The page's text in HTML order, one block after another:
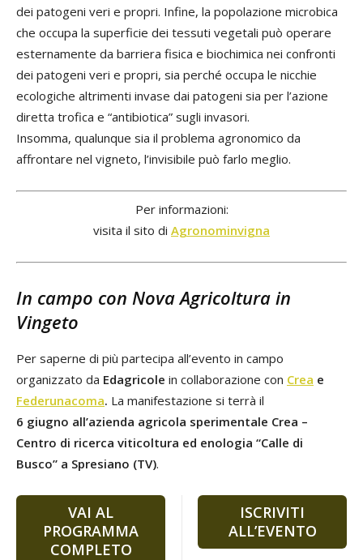
dei patogeni veri e propri. Infine, la popolazione microbica
che occupa la superficie dei tessuti vegetali può operare
esternamente da barriera fisica e biochimica nei confronti
dei patogeni veri e propri, sia perché occupa le nicchie
ecologiche altrimenti invase dai patogeni sia per l’azione
diretta trofica e “antibiotica” sugli invasori.
Insomma, qualunque sia il problema agronomico da
affrontare nel vigneto, l’invisibile può farlo meglio.
Per informazioni:
visita il sito di Agronominvigna
In campo con Nova Agricoltura in
Vingeto
Per saperne di più partecipa all’evento in campo
organizzato da Edagricole in collaborazione con Crea e
Federunacoma. La manifestazione si terrà il
6 giugno all’azienda agricola sperimentale Crea –
Centro di ricerca viticoltura ed enologia “Calle di
Busco” a Spresiano (TV).
VAI AL
PROGRAMMA
COMPLETO
ISCRIVITI
ALL’EVENTO